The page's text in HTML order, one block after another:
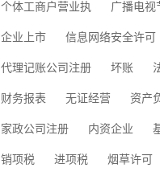
个体工商户营业执
广播电视
企业上市
信息网络安全许可
代理记账公司注册
坏账
财务报表
无证经营 资产
家政公司注册
内资企业
销项税
进项税 烟草许可